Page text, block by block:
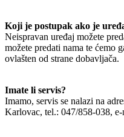
Koji je postupak ako je
Neispravan uređaj možete
možete predati nama te ćemo
ovlašten od strane dobavljača.
Imate li servis?
Imamo, servis se nalazi na
Karlovac, tel.: 047/858-038,